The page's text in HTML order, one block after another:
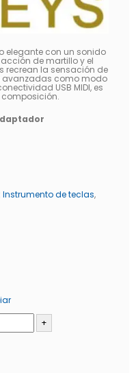
elegante con un sonido
de martillo y el
recrean la sensación de
avanzadas como modo
USB MIDI, es
Instrumento de teclas,
+